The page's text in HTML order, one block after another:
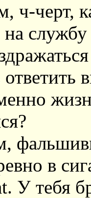
ч-черт,
на
в
У тебя